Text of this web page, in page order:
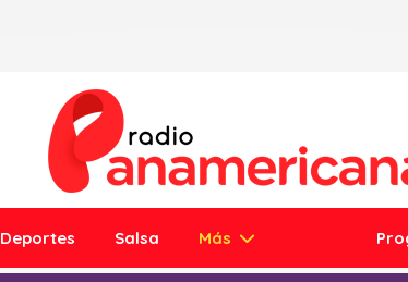
Deportes Salsa Más